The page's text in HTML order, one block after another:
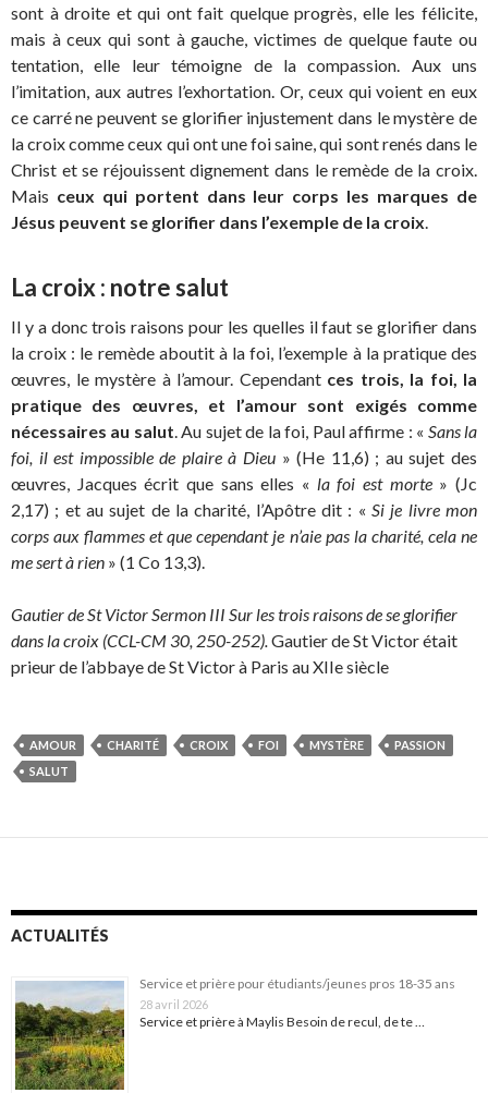
sont à droite et qui ont fait quelque progrès, elle les félicite,
mais à ceux qui sont à gauche, victimes de quelque faute ou
tentation, elle leur témoigne de la compassion. Aux uns
l’imitation, aux autres l’exhortation. Or, ceux qui voient en eux
ce carré ne peuvent se glorifier injustement dans le mystère de
la croix comme ceux qui ont une foi saine, qui sont renés dans le
Christ et se réjouissent dignement dans le remède de la croix.
Mais ceux qui portent dans leur corps les marques de
Jésus peuvent se glorifier dans l’exemple de la croix.
La croix : notre salut
Il y a donc trois raisons pour les quelles il faut se glorifier dans
la croix : le remède aboutit à la foi, l’exemple à la pratique des
œuvres, le mystère à l’amour. Cependant ces trois, la foi, la
pratique des œuvres, et l’amour sont exigés comme
nécessaires au salut. Au sujet de la foi, Paul affirme : « Sans la
foi, il est impossible de plaire à Dieu » (He 11,6) ; au sujet des
œuvres, Jacques écrit que sans elles « la foi est morte» (Jc
2,17) ; et au sujet de la charité, l’Apôtre dit : « Si je livre mon
corps aux flammes et que cependant je n’aie pas la charité, cela ne
me sert à rien » (1 Co 13,3).
Gautier de St Victor Sermon III Sur les trois raisons de se glorifier
dans la croix (CCL-CM 30, 250-252).Gautier de St Victor était
prieur de l’abbaye de St Victor à Paris au XIIe siècle
AMOUR CHARITÉ CROIX FOI MYSTÈRE
PASSION
SALUT
ACTUALITÉS
Service et prière pour étudiants/jeunes pros 18-35 ans
28 avril 2026
Service et prière à Maylis Besoin de recul, de te …